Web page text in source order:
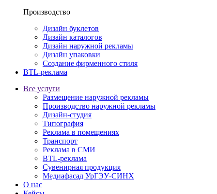
Производство
Дизайн буклетов
Дизайн каталогов
Дизайн наружной рекламы
Дизайн упаковки
Создание фирменного стиля
BTL-реклама
Все услуги
Размещение наружной рекламы
Производство наружной рекламы
Дизайн-студия
Типография
Реклама в помещениях
Транспорт
Реклама в СМИ
BTL-реклама
Сувенирная продукция
Медиафасад УрГЭУ-СИНХ
О нас